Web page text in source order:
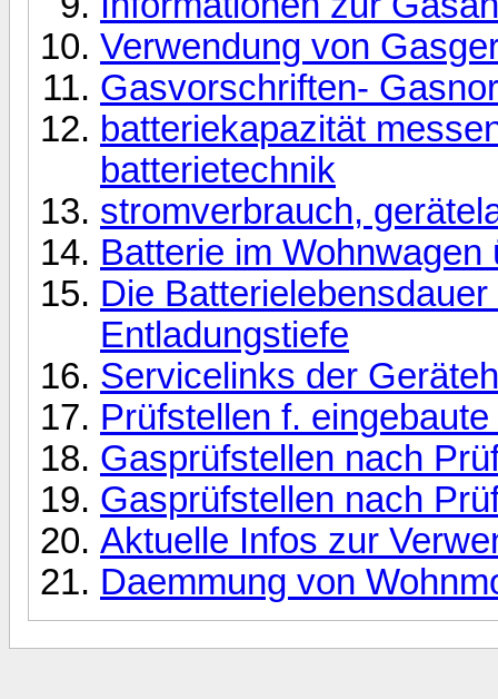
Verwendung von
Gasvorschriften-
batteriekapazität
batterietechnik
stromverbrauch,
Batterie im
Die
Entladungstiefe
Servicelinks der
Prüfstellen f.
Gasprüfstellen nach
Gasprüfstellen nach
Aktuelle Infos zur
Daemmung von